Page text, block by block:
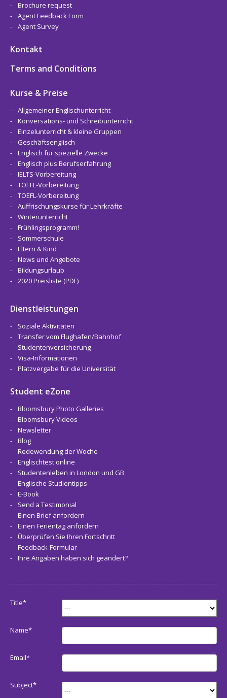
Brochure request
Agent Feedback Form
Agent Survey
Kontakt
Terms and Conditions
Kurse & Preise
Allgemeiner Englischunterricht
Konversations- und Schreibunterricht
Einzelunterricht & kleine Gruppen
Geschäftsenglisch
Englisch für spezielle Zwecke
Englisch plus Berufserfahrung
IELTS-Vorbereitung
TOEFL-Vorbereitung
TOEFL-Vorbereitung
Auffrischungskurse für Lehrkräfte
Winterunterricht
Frühlingsprogramm!
Sommerschule
Eltern & Kind
News und Angebote
Bildungsurlaub
2020 Preisliste (PDF)
Dienstleistungen
Soziale Aktivitäten
Transfer vom Flughafen/Bahnhof
Studentenversicherung
Visa-Informationen
Platzvergabe für die Universität
Student eZone
Bloomsbury Photo Galleries
Bloomsbury Videos
Newsletter
Blog
Redewendung der Woche
Englischtest online
Studentenleben in London und GB
Englische Studientipps
E-Book
Send a Testimonial
Einen Brief anfordern
Einen Ferientag anfordern
Überprüfen Sie Ihren Fortschritt
Feedback-Formular
Ihre Angaben haben sich geändert?
Title*
Name*
Email*
Subject*